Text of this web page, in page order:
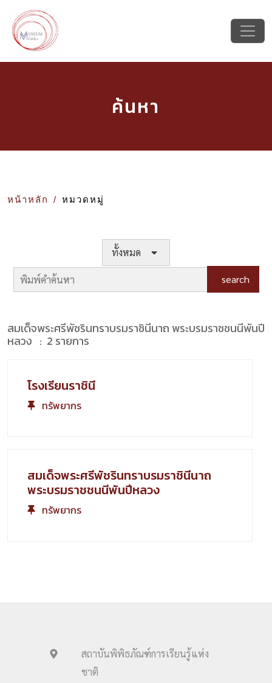
ค้นหา
หน้าหลัก หมวดหมู่
ทั้งหมด
search
สมเด็จพระศรีพัชรินทราบรมราชินีนาถ พระบรมราชชนนีพันปี
หลวง : 2 รายการ
โรงเรียนราชินี
ทรัพยากร
สมเด็จพระศรีพัชรินทราบรมราชินีนาถ
พระบรมราชชนนีพันปีหลวง
ทรัพยากร
สถาบันพิพิธภัณฑ์การเรียนรู้แห่ง
ชาติ